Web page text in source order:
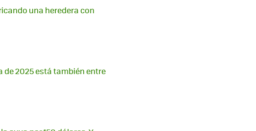
una heredera con
de 2025 está también entre